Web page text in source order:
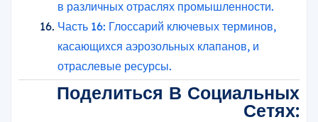
в различных отраслях промышленности.
Часть 16: Глоссарий ключевых терминов,
касающихся аэрозольных клапанов, и
отраслевые ресурсы.
Поделиться В Социальных
Сетях: